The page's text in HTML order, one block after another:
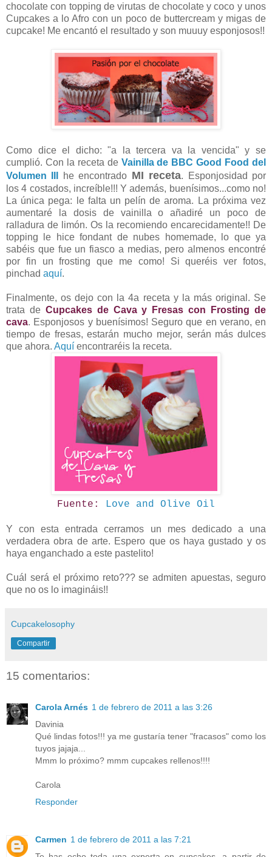
chocolate con topping de virutas de chocolate y coco y unos
Cupcakes a lo Afro con un poco de buttercream y migas de
cupcake! Me encantó el resultado y son muuuy esponjosos!!
Como dice el dicho: "a la tercera va la vencida" y se
cumplió. Con la receta de Vainilla de BBC Good Food del
Volumen III
he encontrado MI receta. Esponjosidad por
los 4 costados, increíble!!! Y además, buenísimos...como no!
La única pega: le falta un pelín de aroma. La próxima vez
aumentaré la dosis de vainilla o añadiré un poco de
ralladura de limón. Os la recomiendo encarecidamente!! De
topping le hice fondant de nubes homemade, lo que ya
sabéis que fue un fiasco a medias, pero almenos encontré
por fin un frosting que me como! Si queréis ver fotos,
pinchad aquí.
Finalmente, os dejo con la 4a receta y la más original. Se
trata de Cupcakes de Cava y Fresas con Frosting de
cava. Esponjosos y buenísimos! Seguro que en verano, en
tiempo de fresas, estarán mucho mejor, serán más dulces
que ahora. Aquí encontraréis la receta.
Fuente: Love and Olive Oil
Y con esta entrada cerramos un mes dedicado a una
verdadera obra de arte. Espero que os haya gustado y os
haya enganchado a este pastelito!
Cuál será el próximo reto??? se admiten apuestas, seguro
que no os lo imagináis!!
Cupcakelosophy
Compartir
15 comentarios:
Carola Arnés 1 de febrero de 2011 a las 3:26
Davinia
Qué lindas fotos!!! ya me gustaría tener "fracasos" como los
tuyos jajaja...
Mmm lo próximo? mmm cupcakes rellenos!!!!
Carola
Responder
Carmen 1 de febrero de 2011 a las 7:21